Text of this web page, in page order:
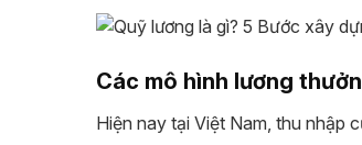
Các mô hình lương
Hiện nay tại Việt Nam, thu nhập